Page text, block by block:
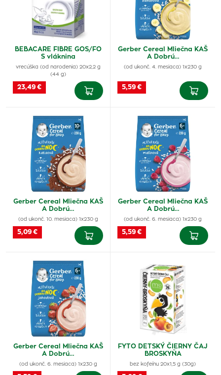
BEBACARE FIBRE GOS/FO
S vláknina
vrecúška (od narodenia) 20x2,2 g
(44 g)
23,49 €
Gerber Cereal Mliečna KAŠ
A Dobrú…
(od ukonč. 4. mesiaca) 1x230 g
5,59 €
Gerber Cereal Mliečna KAŠ
A Dobrú…
(od ukonč. 10. mesiaca) 1x230 g
5,09 €
Gerber Cereal Mliečna KAŠ
A Dobrú…
(od ukonč. 6. mesiaca) 1x230 g
5,59 €
Gerber Cereal Mliečna KAŠ
A Dobrú…
(od ukonč. 6. mesiaca) 1x230 g
FYTO DETSKÝ ČIERNY ČAJ
BROSKYŇA
bez kofeínu 20x1,5 g (30g)